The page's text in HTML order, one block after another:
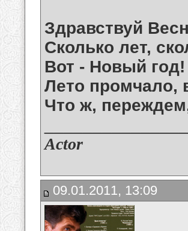
Здравствуй
Сколько лет,
Вот - Новый
Лето промчало,
Что ж,
Actor
09.01.2011, 13:09